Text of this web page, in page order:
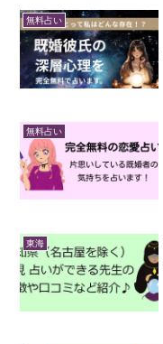
無料占い
無料占い
東海